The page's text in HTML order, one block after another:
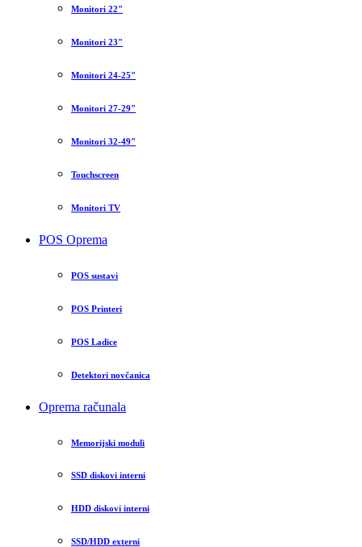
Monitori 22"
Monitori 23"
Monitori 24-25"
Monitori 27-29"
Monitori 32-49"
Touchscreen
Monitori TV
POS Oprema
POS sustavi
POS Printeri
POS Ladice
Detektori novčanica
Oprema računala
Memorijski moduli
SSD diskovi interni
HDD diskovi interni
SSD/HDD externi